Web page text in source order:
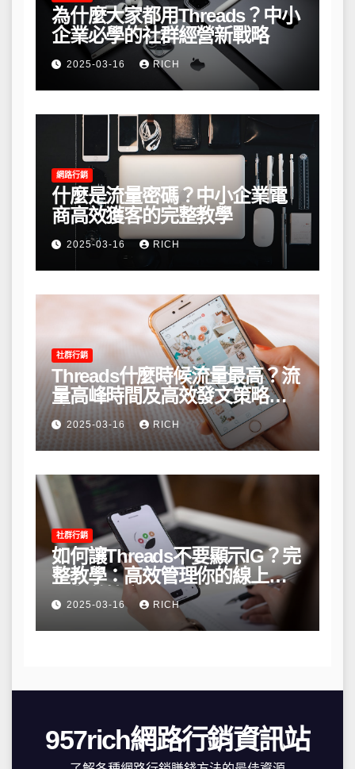
為什麼大家都用Threads？中小
企業必學的社群經營新戰略
2025-03-16 RICH
網路行銷
什麼是流量密碼？中小企業電
商高效獲客的完整教學
2025-03-16 RICH
社群行銷
Threads什麼時候流量最高？流
量高峰時間及高效發文策略攻
略2025-03-16 RICH
社群行銷
如何讓Threads不要顯示IG？完
整教學：高效管理你的線上隱
私與數據安全
2025-03-16 RICH
957rich網路行銷資訊站